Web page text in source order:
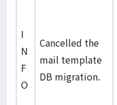
I
N
F
O
Cancelled the
mail template
DB migration.